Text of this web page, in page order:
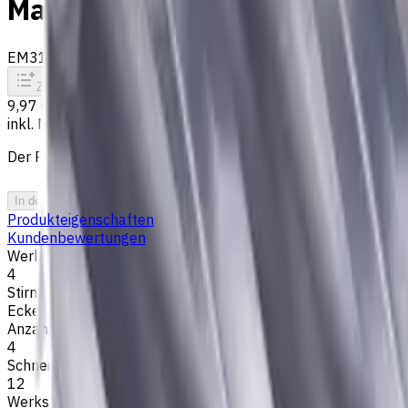
Materialien, AlCrN-
EM311-4KL-040002 Auf Bestellung
Zum Vergleich
9,97 €
inkl. MwSt.
Der Preis wurde am 06.08.2026 berechnet
In den Warenkorb PDF-Angebot
Produkteigenschaften
Kundenbewertungen
Werkzeugdurchmesser, mm
4
Stirngeometrie
Eckenradius
Anzahl der Schneiden
4
Schneidenlänge, mm
12
Werkstückmaterial